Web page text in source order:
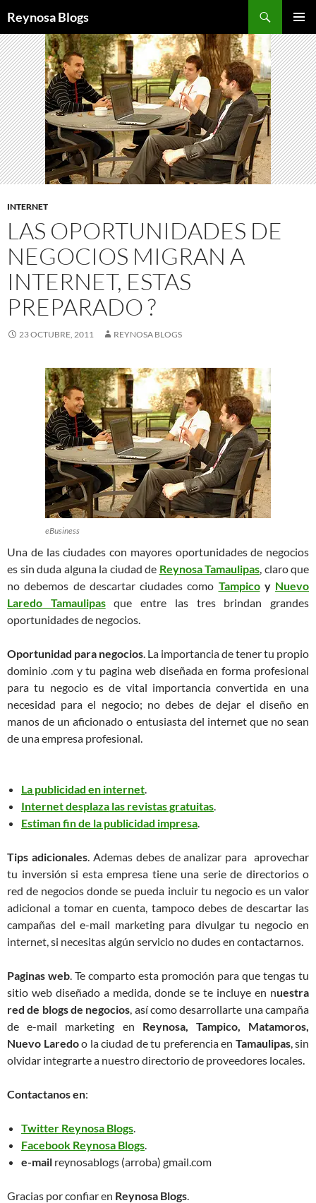
Reynosa Blogs
MENÚ
AL
CONTENIDO
INTERNET
LAS OPORTUNIDADES DE
NEGOCIOS MIGRAN A
INTERNET, ESTAS
PREPARADO ?
23 OCTUBRE, 2011 REYNOSA BLOGS
eBusiness
Una de las ciudades con mayores oportunidades de negocios
es sin duda alguna la ciudad de Reynosa Tamaulipas, claro que
no debemos de descartar ciudades como Tampicoy Nuevo
Laredo Tamaulipasque entre las tres brindan grandes
oportunidades de negocios.
Oportunidad para negocios. La importancia de tener tu propio
dominio .com y tu pagina web diseñada en forma profesional
para tu negocio es de vital importancia convertida en una
necesidad para el negocio; no debes de dejar el diseño en
manos de un aficionado o entusiasta del internet que no sean
de una empresa profesional.
La publicidad en internet.
Internet desplaza las revistas gratuitas.
Estiman fin de la publicidad impresa.
Tips adicionales. Ademas debes de analizar para aprovechar
tu inversión si esta empresa tiene una serie de directorios o
red de negocios donde se pueda incluir tu negocio es un valor
adicional a tomar en cuenta, tampoco debes de descartar las
campañas del e-mail marketing para divulgar tu negocio en
internet, si necesitas algún servicio no dudes en contactarnos.
Paginas web. Te comparto esta promoción para que tengas tu
sitio web diseñado a medida, donde se te incluye en nuestra
red de blogs de negocios, así como desarrollarte una campaña
de e-mail marketing en Reynosa, Tampico, Matamoros,
Nuevo Laredoo la ciudad de tu preferencia en Tamaulipas, sin
olvidar integrarte a nuestro directorio de proveedores locales.
Contactanos en:
Twitter Reynosa Blogs.
Facebook Reynosa Blogs.
e-mail reynosablogs (arroba) gmail.com
Gracias por confiar en Reynosa Blogs.